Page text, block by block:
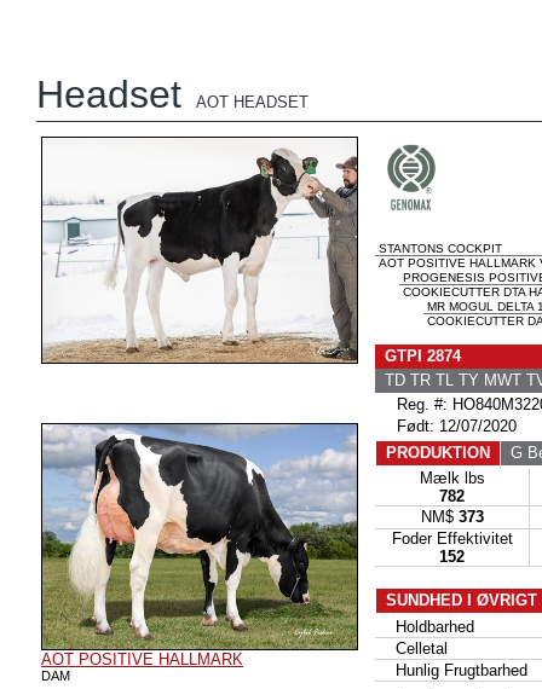
Headset AOT HEADSET
AOT POSITIVE HALLMARK
DAM
STANTONS COCKPIT
AOT POSITIVE HALLMARK
PROGENESIS
COOKIECUTTER DTA
MR MOGUL DELTA
COOKIECUTTER
GTPI 2874
TD TR TL TY MWT
Reg. #:
Født: 12/07/2020
PRODUKTION
G
Mælk lbs
782
NM$ 373
Foder Effektivitet
152
SUNDHED I ØVRIGT
Holdbarhed
Celletal
Hunlig Frugtbarhed